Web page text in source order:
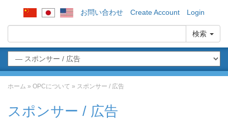
お問い合わせ Create Account Login
検索
ホーム » OPCについて » スポンサー / 広告
スポンサー / 広告